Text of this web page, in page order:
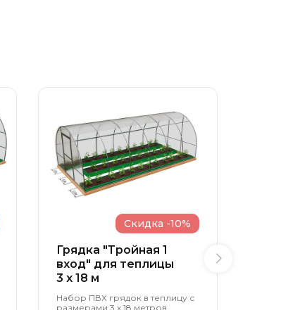
Грядка "Тройная 1
вход" для теплицы
3 x 18 м
Набор ПВХ грядок в теплицу с
размерами 3 х 18 метров,
Скидка -10%